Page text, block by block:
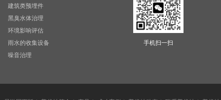
建筑类预埋件
黑臭水体治理
环境影响评估
雨水的收集设备
噪音治理
手机扫一扫